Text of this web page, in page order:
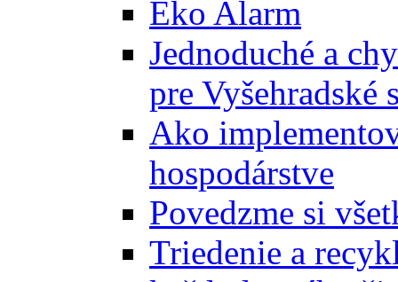
Eko Alarm
Jednoduché a
pre Vyšehradské
Ako
hospodárstve
Povedzme si
Triedenie a